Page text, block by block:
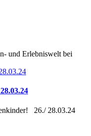
und Erlebniswelt bei
26./ 28.03.24